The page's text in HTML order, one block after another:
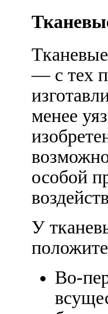
— с тех
менее
особой
У
Во-